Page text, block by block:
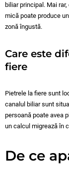
biliar principal. Mai
mică poate produce
zonă îngustă.
Care este
fiere
Pietrele la fiere sunt
canalul biliar sunt
persoană poate avea
un calcul migrează în
De ce